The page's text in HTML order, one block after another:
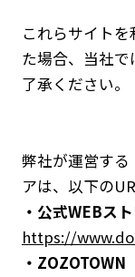
これらサイト
た場合、当社
了承ください。
弊社が運営する
アは、以下の
・公式WEBス
https://
・ZOZOTOWN